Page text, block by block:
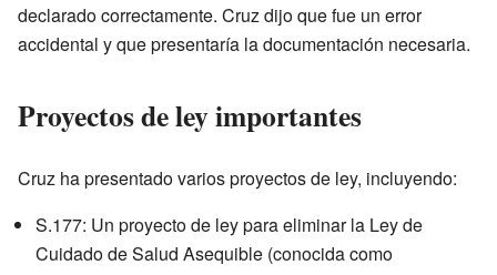
declarado correctamente. Cruz dijo que fue un error
accidental y que presentaría la documentación necesaria.
Proyectos de ley importantes
Cruz ha presentado varios proyectos de ley, incluyendo:
S.177: Un proyecto de ley para eliminar la Ley de
Cuidado de Salud Asequible (conocida como